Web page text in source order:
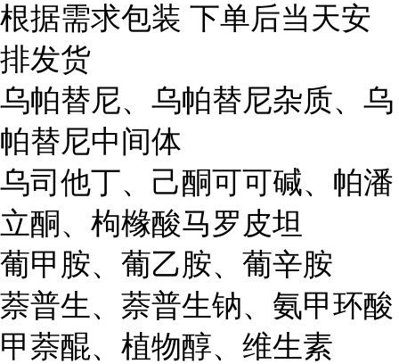
根据需求包装 下单后当天安
排发货
乌帕替尼、乌帕替尼杂质、乌
帕替尼中间体
乌司他丁、己酮可可碱、帕潘
立酮、枸橼酸马罗皮坦
葡甲胺、葡乙胺、葡辛胺
萘普生、萘普生钠、氨甲环酸
甲萘醌、植物醇、维生素